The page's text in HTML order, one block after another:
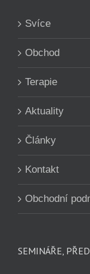
Svíce
Obchod
Terapie
Aktuality
Články
Kontakt
Obchodní
SEMINÁŘE,